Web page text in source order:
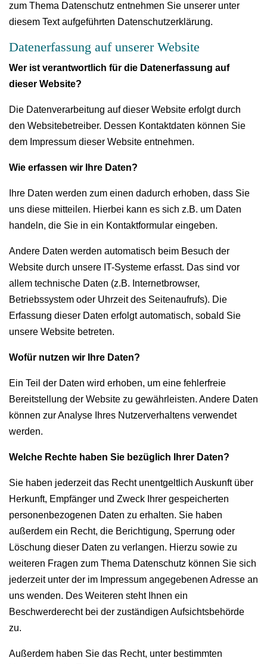
zum Thema Datenschutz entnehmen Sie unserer unter
diesem Text aufgeführten Datenschutzerklärung.
Datenerfassung auf unserer Website
Wer ist verantwortlich für die Datenerfassung auf
dieser Website?
Die Datenverarbeitung auf dieser Website erfolgt durch
den Websitebetreiber. Dessen Kontaktdaten können Sie
dem Impressum dieser Website entnehmen.
Wie erfassen wir Ihre Daten?
Ihre Daten werden zum einen dadurch erhoben, dass Sie
uns diese mitteilen. Hierbei kann es sich z.B. um Daten
handeln, die Sie in ein Kontaktformular eingeben.
Andere Daten werden automatisch beim Besuch der
Website durch unsere IT-Systeme erfasst. Das sind vor
allem technische Daten (z.B. Internetbrowser,
Betriebssystem oder Uhrzeit des Seitenaufrufs). Die
Erfassung dieser Daten erfolgt automatisch, sobald Sie
unsere Website betreten.
Wofür nutzen wir Ihre Daten?
Ein Teil der Daten wird erhoben, um eine fehlerfreie
Bereitstellung der Website zu gewährleisten. Andere Daten
können zur Analyse Ihres Nutzerverhaltens verwendet
werden.
Welche Rechte haben Sie bezüglich Ihrer Daten?
Sie haben jederzeit das Recht unentgeltlich Auskunft über
Herkunft, Empfänger und Zweck Ihrer gespeicherten
personenbezogenen Daten zu erhalten. Sie haben
außerdem ein Recht, die Berichtigung, Sperrung oder
Löschung dieser Daten zu verlangen. Hierzu sowie zu
weiteren Fragen zum Thema Datenschutz können Sie sich
jederzeit unter der im Impressum angegebenen Adresse an
uns wenden. Des Weiteren steht Ihnen ein
Beschwerderecht bei der zuständigen Aufsichtsbehörde
zu.
Außerdem haben Sie das Recht, unter bestimmten